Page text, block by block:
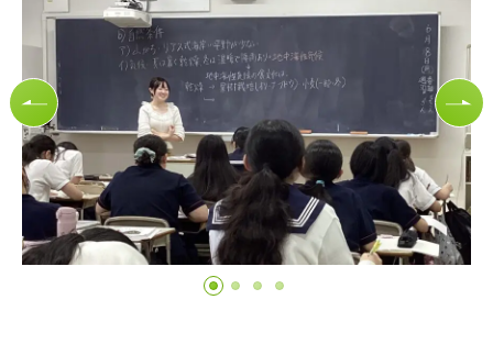
採用情報 精華小学校
Official SNS